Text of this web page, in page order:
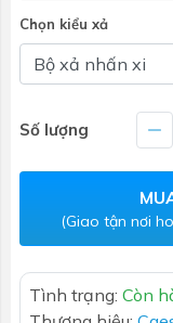
Chọn kiểu xả
Số lượng
(Giao tận nơi
Tình trạng: Còn